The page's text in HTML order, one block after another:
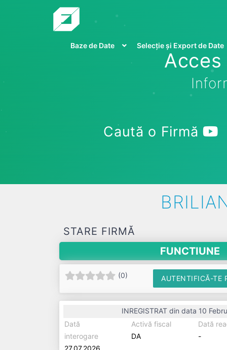
Baze de Date Selecție și Export de Date
Caută o Firmă
STARE FIRMĂ
FUNCTIUNE
(0) AUTENTIFICĂ-TE
INREGISTRAT din data 10
Dată
interogare
27.07.2026
Activă fiscal
DA
Dată
-